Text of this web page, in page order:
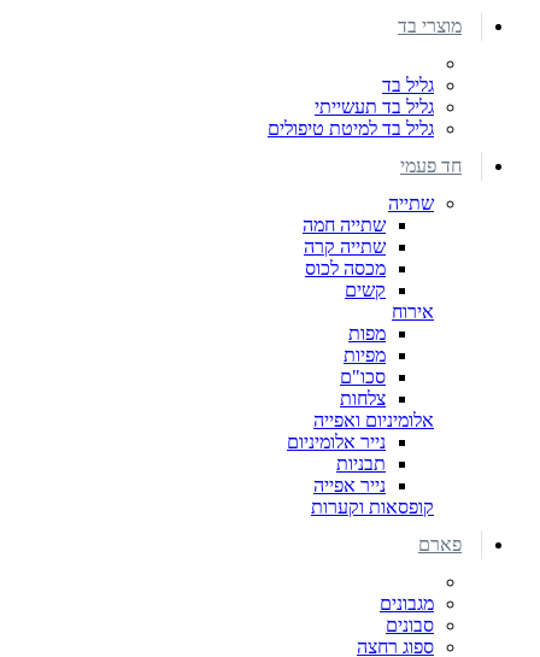
מוצרי בד
גליל בד
גליל בד תעשייתי
גליל בד למיטת טיפולים
חד פעמי
שתייה
שתייה חמה
שתייה קרה
מכסה לכוס
קשים
אירוח
מפות
מפיות
סכו"ם
צלחות
אלומיניום ואפייה
נייר אלומיניום
תבניות
נייר אפייה
קופסאות וקערות
פארם
מגבונים
סבונים
ספוג רחצה